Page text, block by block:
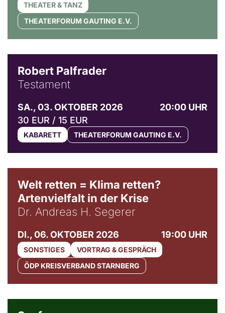
THEATER & TANZ
THEATERFORUM GAUTING E.V.
Robert Palfrader
Testament
SA., 03. OKTOBER 2026
20:00 UHR
30 EUR / 15 EUR
KABARETT THEATERFORUM GAUTING E.V.
Welt retten = Klima retten?
Artenvielfalt in der Krise
Dr. Andreas H. Segerer
DI., 06. OKTOBER 2026 19:00 UHR
SONSTIGES
VORTRAG & GESPRÄCH
ÖDP KREISVERBAND STARNBERG